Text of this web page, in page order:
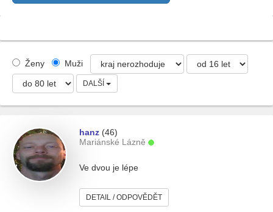
Ženy Muži
DALŠÍ
hanz (46)
Mariánské Lázně
Ve dvou je lépe
DETAIL / ODPOVĚDĚT